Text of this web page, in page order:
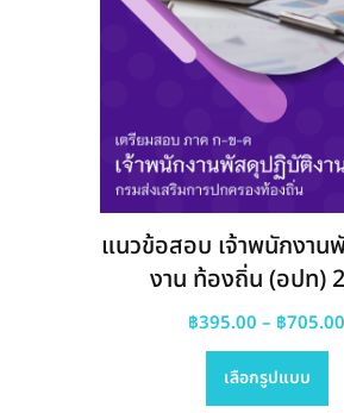
แนวข้อสอบ เจ้าพนักงา
งาน ท้องถิ่น (อปท)
฿395.00 – ฿705.00
เลือกรูปแบบ